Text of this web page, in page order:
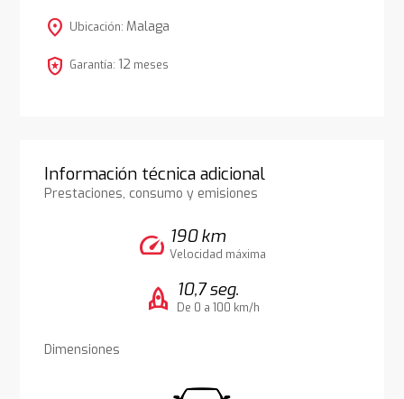
location_on Ubicación: Malaga
local_police Garantía: 12 meses
Información técnica adicional
Prestaciones, consumo y emisiones
speed 190 km
Velocidad máxima
rocket 10,7 seg.
De 0 a 100 km/h
Dimensiones